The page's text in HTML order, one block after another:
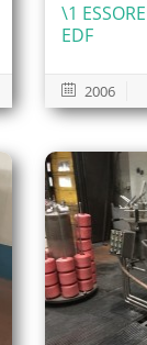
\1
EDF
2006